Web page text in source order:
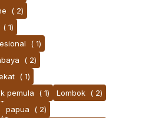
( 2)
( 1)
( 1)
( 2)
( 1)
pemula
( 1) Lombok ( 2)
papua
( 2)